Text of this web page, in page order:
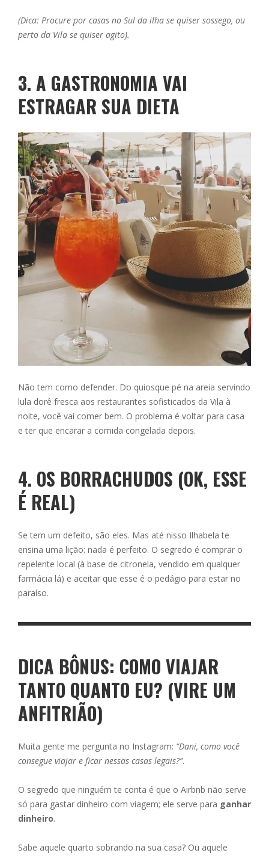
(Dica: Procure por casas no Sul da ilha se quiser sossego, ou
perto da Vila se quiser agito).
3. A GASTRONOMIA VAI
ESTRAGAR SUA DIETA
Não tem como defender. Do quiosque pé na areia servindo
lula dorê fresca aos restaurantes sofisticados da Vila à
noite, você vai comer bem. O problema é voltar para casa
e ter que encarar a comida congelada depois.
4. OS BORRACHUDOS (OK, ESSE
É REAL)
Se tem um defeito, são eles. Mas até nisso Ilhabela te
ensina uma lição: nada é perfeito. O segredo é comprar o
repelente local (à base de citronela, vendido em qualquer
farmácia lá) e aceitar que esse é o pedágio para estar no
paraíso.
DICA BÔNUS: COMO VIAJAR
TANTO QUANTO EU? (VIRE UM
ANFITRIÃO)
Muita gente me pergunta no Instagram: “Dani, como você
consegue viajar e ficar nessas casas legais?”.
O segredo que ninguém te conta é que o Airbnb não serve
só para gastar dinheiro com viagem; ele serve para ganhar
dinheiro.
Sabe aquele quarto sobrando na sua casa? Ou aquele